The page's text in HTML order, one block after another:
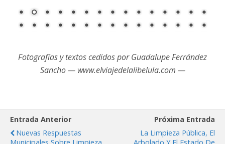
Fotografías y textos cedidos por Guadalupe Ferrández
Sancho — www.elviajedelalibelula.com —
Entrada Anterior
Nuevas Respuestas
Próxima Entrada
La Limpieza Pública, El